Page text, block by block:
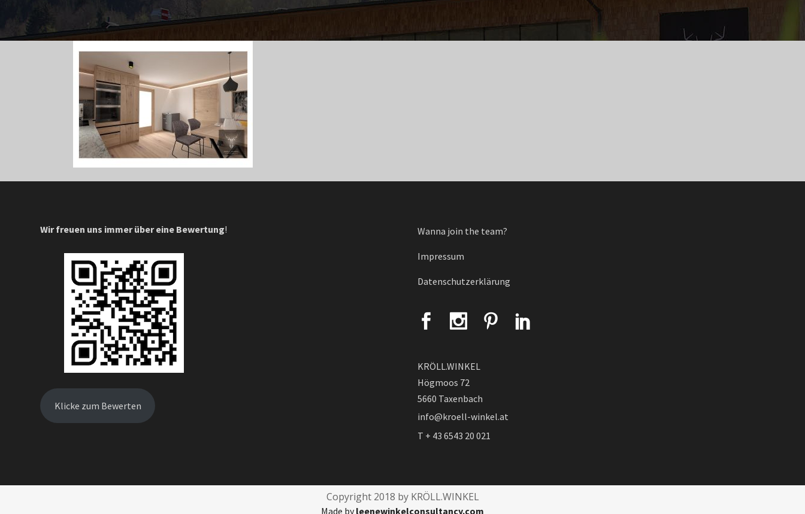
Wir freuen uns immer über eine Bewertung!
Klicke zum Bewerten
Wanna join the team?
Impressum
Datenschutzerklärung
KRÖLL.WINKEL
Högmoos 72
5660 Taxenbach
info@kroell-winkel.at
T + 43 6543 20 021
Copyright 2018 by KRÖLL.WINKEL
Made byleenewinkelconsultancy.com